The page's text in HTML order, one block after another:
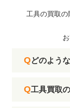
工具の買取
どのよう
工具買取